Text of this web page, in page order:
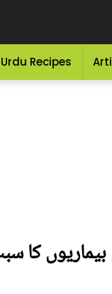
Urdu Recipes
کا